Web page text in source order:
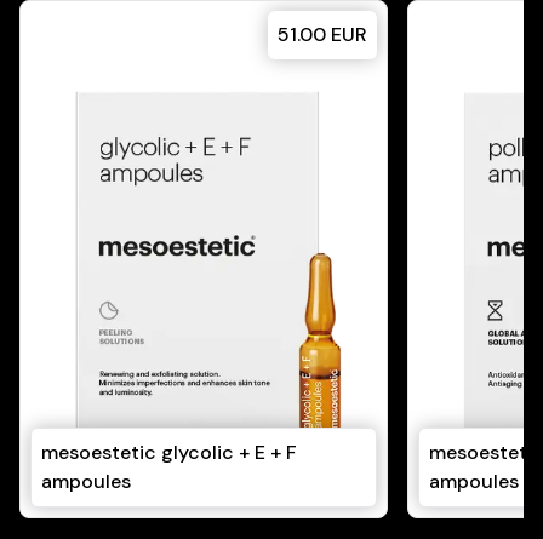
mesoestetic glycolic + E + F
ampoules
51.00 EUR
ampoules